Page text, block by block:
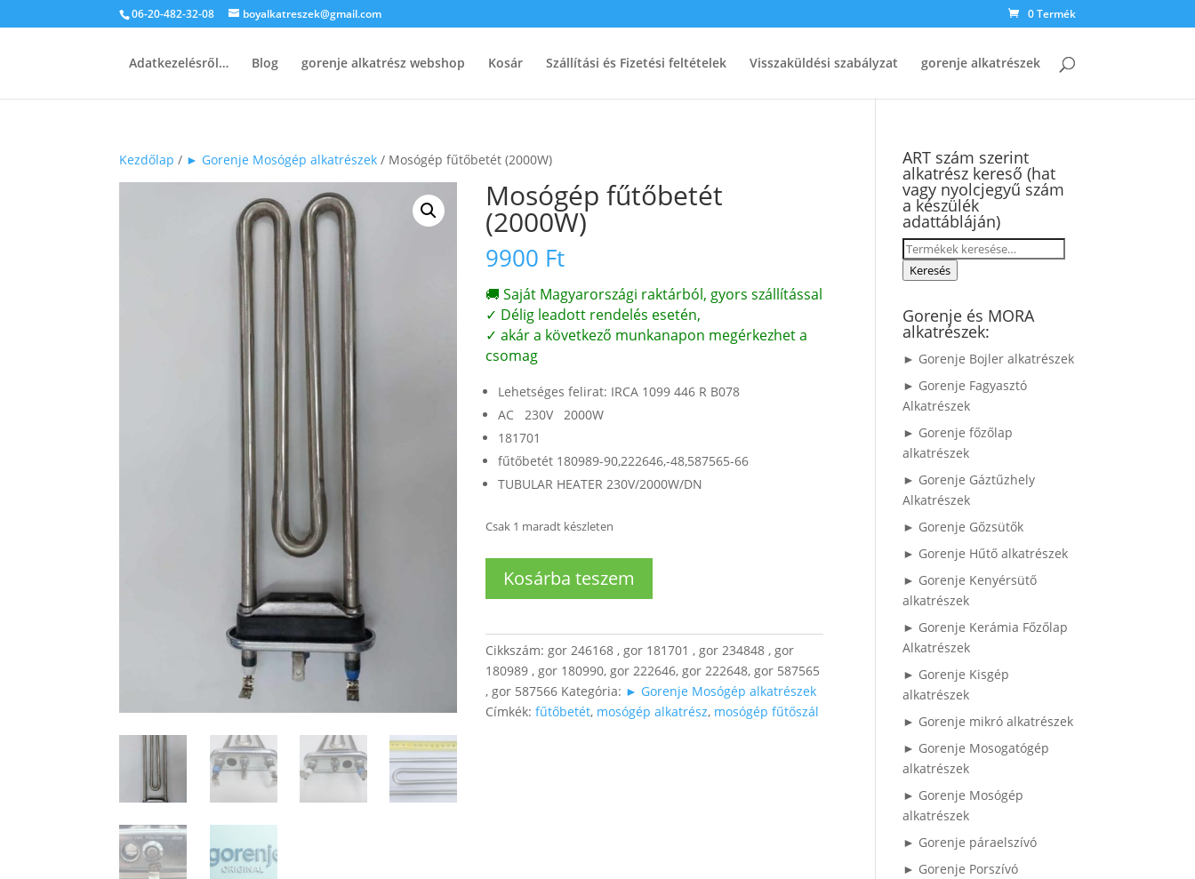
06-20-482-32-08 boyalkatreszek@gmail.com 0 Termék
Adatkezelésről… Blog gorenje alkatrész webshop Kosár Szállítási és Fizetési feltételek Visszaküldési szabályzat gorenje alkatrészek
Kezdőlap / ► Gorenje Mosógép alkatrészek / Mosógép fűtőbetét (2000W)
Mosógép fűtőbetét
(2000W)
9900 Ft
🚚 Saját Magyarországi raktárból, gyors szállítással
✓ Délig leadott rendelés esetén,
✓ akár a következő munkanapon megérkezhet a
csomag
Lehetséges felirat: IRCA 1099 446 R B078
AC 230V 2000W
181701
fűtőbetét 180989-90,222646,-48,587565-66
TUBULAR HEATER 230V/2000W/DN
Csak 1 maradt készleten
Mosógép
fűtőbetét
Kosárba teszem
Cikkszám:gor 246168 , gor 181701 , gor 234848 , gor
180989 , gor 180990, gor 222646, gor 222648, gor 587565
, gor 587566 Kategória: ► Gorenje Mosógép alkatrészek
Címkék:fűtőbetét, mosógép alkatrész, mosógép fűtőszál
ART szám szerint
alkatrész kereső (hat
vagy nyolcjegyű szám
a készülék
adattábláján)
Keresés
a Keresés
Gorenje és MORA
alkatrészek:
► Gorenje Bojler alkatrészek
► Gorenje Fagyasztó
Alkatrészek
► Gorenje főzőlap
alkatrészek
► Gorenje Gáztűzhely
Alkatrészek
► Gorenje Gőzsütők
► Gorenje Hűtő alkatrészek
► Gorenje Kenyérsütő
alkatrészek
► Gorenje Kerámia Főzőlap
Alkatrészek
► Gorenje Kisgép
alkatrészek
► Gorenje mikró alkatrészek
► Gorenje Mosogatógép
alkatrészek
► Gorenje Mosógép
alkatrészek
► Gorenje páraelszívó
► Gorenje Porszívó